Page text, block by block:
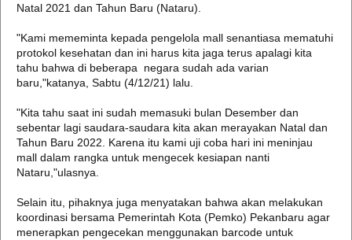
Natal 2021 dan Tahun Baru (Nataru).
"Kami mememinta kepada pengelola mall senantiasa mematuhi
protokol kesehatan dan ini harus kita jaga terus apalagi kita
tahu bahwa di beberapa negara sudah ada varian
baru,"katanya, Sabtu (4/12/21) lalu.
"Kita tahu saat ini sudah memasuki bulan Desember dan
sebentar lagi saudara-saudara kita akan merayakan Natal dan
Tahun Baru 2022. Karena itu kami uji coba hari ini meninjau
mall dalam rangka untuk mengecek kesiapan nanti
Nataru,"ulasnya.
Selain itu, pihaknya juga menyatakan bahwa akan melakukan
koordinasi bersama Pemerintah Kota (Pemko) Pekanbaru agar
menerapkan pengecekan menggunakan barcode untuk